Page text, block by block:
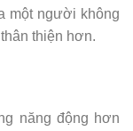
một người không
thiện hơn.
năng động hơn